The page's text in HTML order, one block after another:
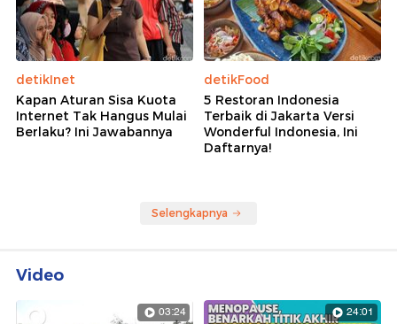
detikInet
Kapan Aturan Sisa Kuota
Internet Tak Hangus Mulai
Berlaku? Ini Jawabannya
detikFood
5 Restoran Indonesia
Terbaik di Jakarta Versi
Wonderful Indonesia, Ini
Daftarnya!
Selengkapnya
Video
03:24 24:01